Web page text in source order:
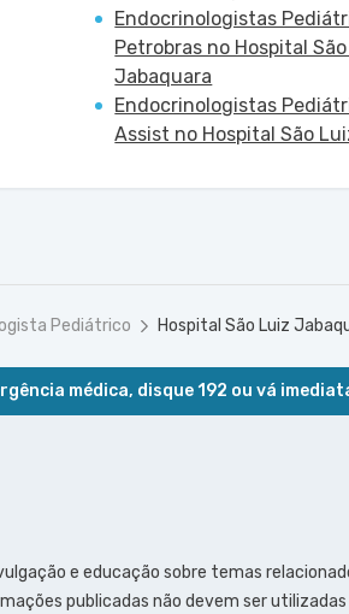
Endocrinologistas
Petrobras no Hospital
Jabaquara
Endocrinologistas
Assist no Hospital São
Pediátrico Hospital São Luiz
médica, disque 192 ou vá
e educação sobre temas
publicadas não devem ser